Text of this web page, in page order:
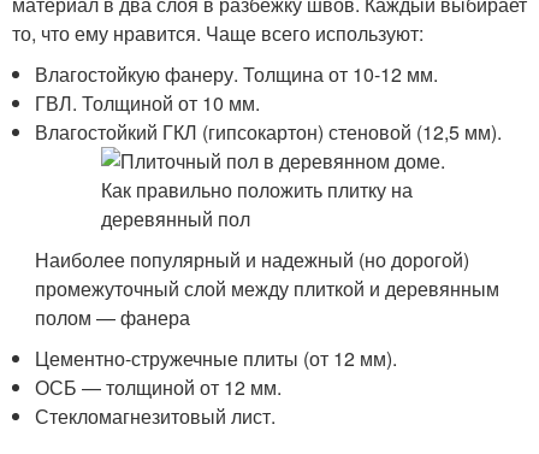
то, что ему нравится. Чаще всего используют:
Влагостойкую фанеру. Толщина от 10-12 мм.
ГВЛ. Толщиной от 10 мм.
Влагостойкий ГКЛ (гипсокартон) стеновой (12,5 мм).
Наиболее популярный и надежный (но дорогой)
промежуточный слой между плиткой и деревянным
полом — фанера
Цементно-стружечные плиты (от 12 мм).
ОСБ — толщиной от 12 мм.
Стекломагнезитовый лист.